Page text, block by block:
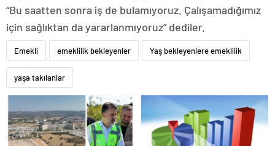
“Bu saatten sonra iş de bulamıyoruz. Çalışamadığımız
için sağlıktan da yararlanmıyoruz” dediler.
Emekli emeklilik bekleyenler Yaş bekleyenlere emeklilik
yaşa takılanlar